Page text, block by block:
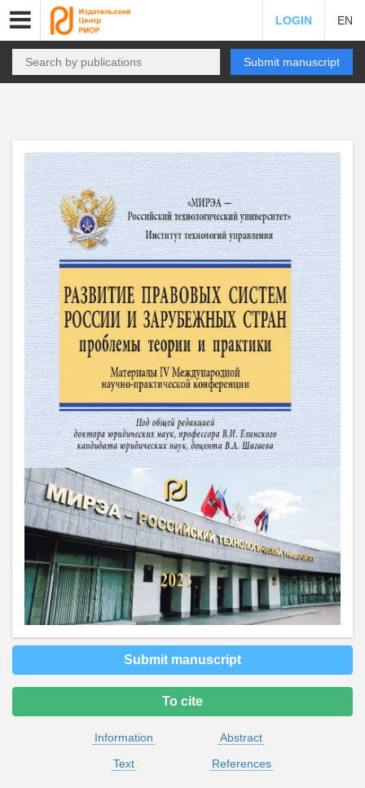
LOGIN EN
Submit manuscript
Submit manuscript
To cite
Information
Abstract
Text
References